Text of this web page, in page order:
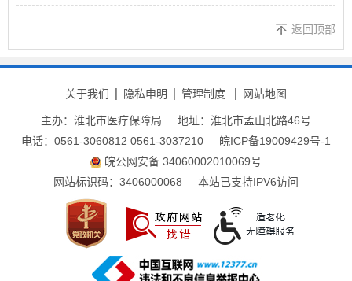
返回顶部
关于我们 隐私申明 管理制度 网站地图
主办：淮北市医疗保障局
地址：淮北市孟山北路46号
电话：0561-3060812 0561-3037210
皖ICP备19009429号-1
皖公网安备 34060002010069号
网站标识码：3406000068
本站已支持IPV6访问